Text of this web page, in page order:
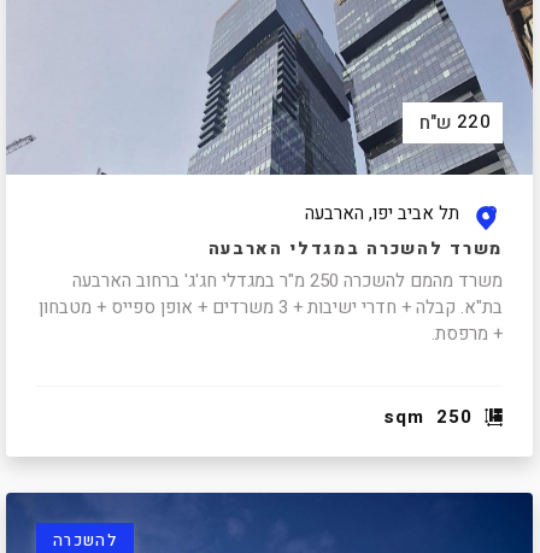
220 ש"ח
תל אביב יפו, הארבעה
משרד להשכרה במגדלי הארבעה
משרד מהמם להשכרה 250 מ"ר במגדלי חג'ג' ברחוב הארבעה
בת"א. קבלה + חדרי ישיבות + 3 משרדים + אופן ספייס + מטבחון
+ מרפסת.
sqm 250
להשכרה